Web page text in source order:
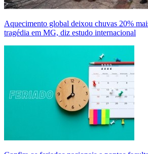
Aquecimento global deixou chuvas 20%
tragédia em MG, diz estudo internacional